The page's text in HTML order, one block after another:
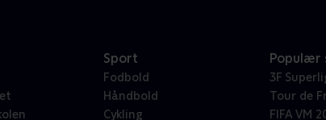
Sport
Fodbold
Håndbold
Cykling
Populær
3F
Tour de
FIFA VM